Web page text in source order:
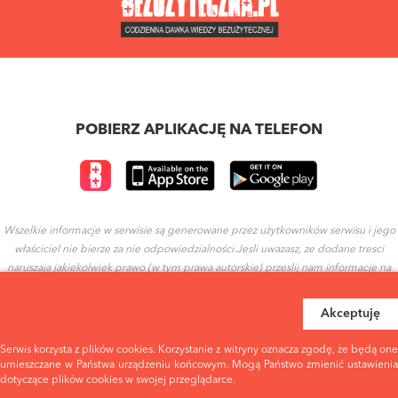
Akceptuję
Serwis korzysta z plików cookies. Korzystanie z witryny oznacza zgodę, że będą one
umieszczane w Państwa urządzeniu końcowym. Mogą Państwo zmienić ustawienia
dotyczące plików cookies w swojej przeglądarce.
POBIERZ APLIKACJĘ NA TELEFON
Wszelkie informacje w serwisie są generowane przez użytkowników serwisu i jego
właściciel nie bierze za nie odpowiedzialności.Jesli uwazasz, ze dodane tresci
naruszaja jakiekolwiek prawo (w tym prawa autorskie) przeslij nam informacje na
REGULAMIN POLITYKA PRYWATNOŚCI
WARUNKI UŻYTKOWANIA EULA - WARUNKI UŻYTKOWANIA